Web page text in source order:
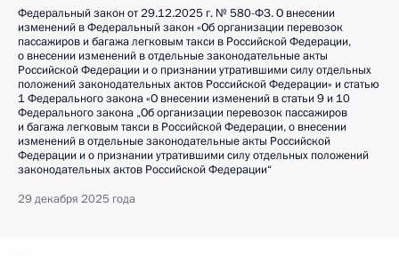
Федеральный закон от 29.12.2025 г. № 580-ФЗ. О внесении
изменений в Федеральный закон «Об организации перевозок
пассажиров и багажа легковым такси в Российской Федерации,
о внесении изменений в отдельные законодательные акты
Российской Федерации и о признании утратившими силу отдельных
положений законодательных актов Российской Федерации» и статью
1 Федерального закона «О внесении изменений в статьи 9 и 10
Федерального закона „Об организации перевозок пассажиров
и багажа легковым такси в Российской Федерации, о внесении
изменений в отдельные законодательные акты Российской
Федерации и о признании утратившими силу отдельных положений
законодательных актов Российской Федерации“
29 декабря 2025 года